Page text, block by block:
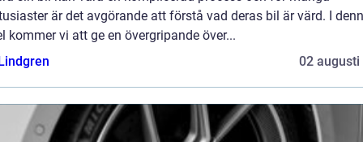
är det avgörande att förstå vad deras bil är värd. I
kommer vi att ge en övergripande över...
02 augusti